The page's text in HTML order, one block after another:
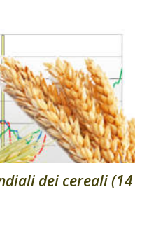
dei cereali (14